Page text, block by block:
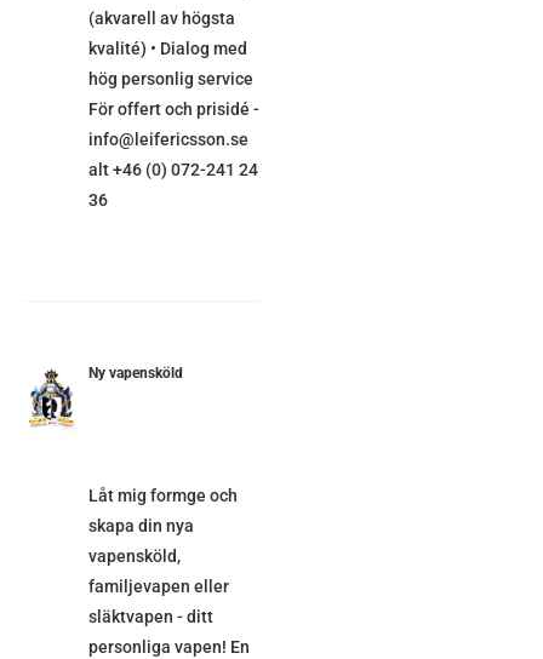
(akvarell av högsta
kvalité) • Dialog med
hög personlig service
För offert och prisidé -
info@leifericsson.se
alt +46 (0) 072-241 24
36
Ny vapensköld
Låt mig formge och
skapa din nya
vapensköld,
familjevapen eller
släktvapen - ditt
personliga vapen! En